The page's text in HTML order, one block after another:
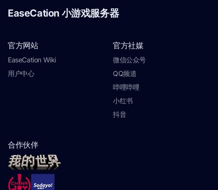
EaseCation 小游戏服务器
官方网站
EaseCation Wiki
用户中心
官方社媒
微信公众号
QQ频道
哔哩哔哩
小红书
抖音
合作伙伴